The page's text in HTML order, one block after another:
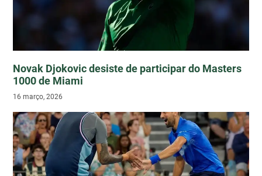
Novak Djokovic desiste de participar do Masters
1000 de Miami
16 março, 2026